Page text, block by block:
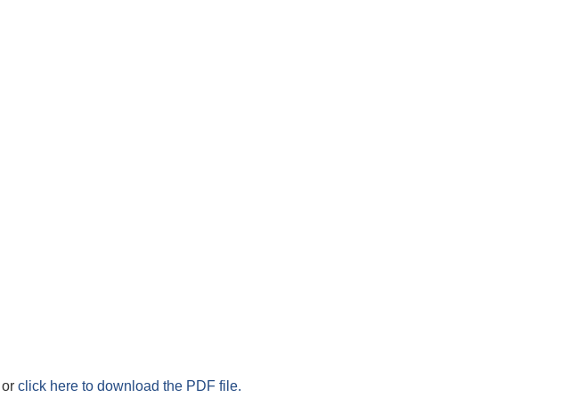
or click here to download the PDF file.